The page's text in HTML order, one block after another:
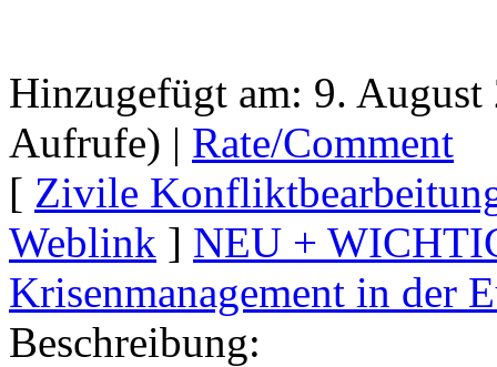
Hinzugefügt am: 9.
Aufrufe) | Rate/Comment
[ Zivile
Weblink ] NEU +
Krisenmanagement in der
Beschreibung: